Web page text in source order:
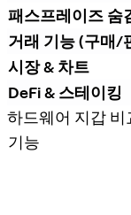
패스프레이즈 숨
거래 기능 (구매/
시장 & 차트
DeFi & 스테이킹
하드웨어 지갑
기능